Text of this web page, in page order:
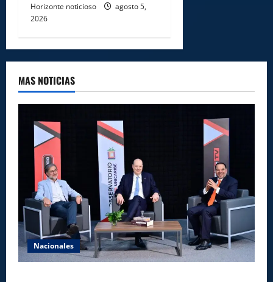
Horizonte noticioso
agosto 5,
2026
MAS NOTICIAS
Nacionales